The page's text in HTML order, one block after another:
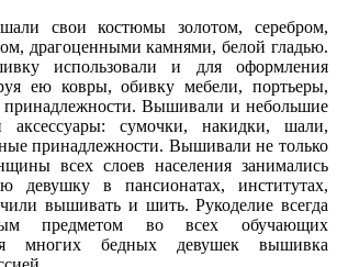
свои костюмы золотом, серебром,
драгоценными камнями, белой гладью.
использовали и для оформления
ею ковры, обивку мебели, портьеры,
принадлежности. Вышивали и небольшие
сумочки, накидки, шали,
принадлежности. Вышивали не только
всех слоев населения занимались
девушку в пансионатах, институтах,
вышивать и шить. Рукоделие всегда
предметом во всех обучающих
многих бедных девушек вышивка